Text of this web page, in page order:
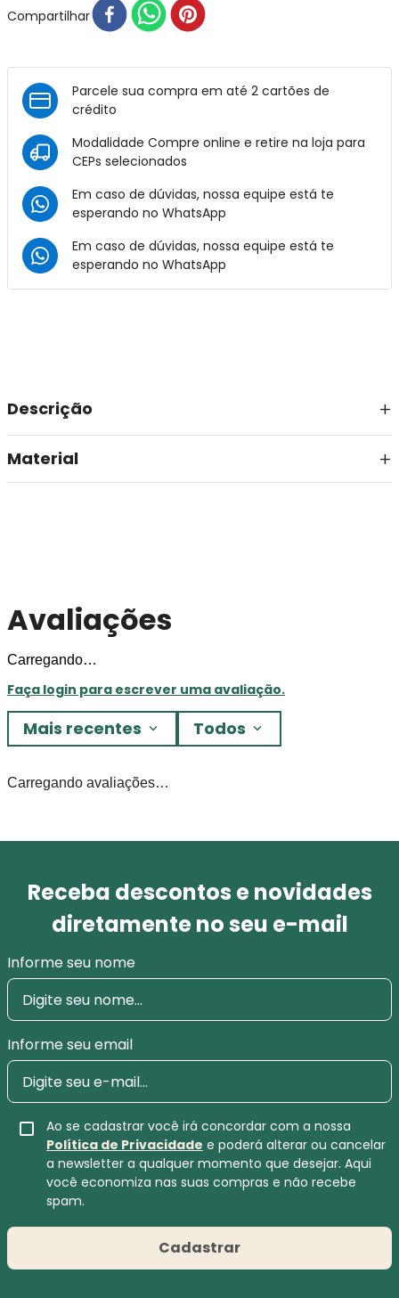
Compartilhar
Parcele sua compra em até 2 cartões de
crédito
Modalidade Compre online e retire na loja para
CEPs selecionados
Em caso de dúvidas, nossa equipe está te
esperando no WhatsApp
Em caso de dúvidas, nossa equipe está te
esperando no WhatsApp
Descrição
Material
Avaliações
Carregando…
Faça login para escrever uma avaliação.
Mais recentes Todos
Carregando avaliações…
Receba descontos e novidades
diretamente no seu e-mail
Informe seu nome
Informe seu email
Ao se cadastrar você irá concordar com a nossa
Política de Privacidade e poderá alterar ou cancelar
a newsletter a qualquer momento que desejar. Aqui
você economiza nas suas compras e não recebe
spam.
Cadastrar